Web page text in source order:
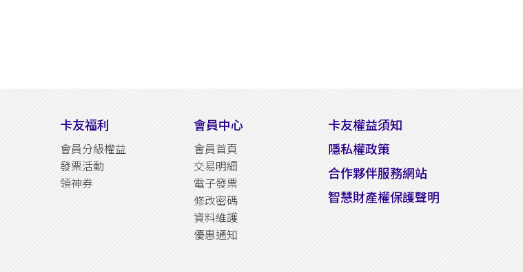
卡友福利
會員分級權益
發票活動
領神券
會員中心
會員首頁
交易明細
電子發票
修改密碼
資料維護
優惠通知
卡友權益須知
隱私權政策
合作夥伴服務網站
智慧財產權保護聲明